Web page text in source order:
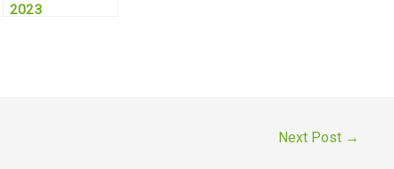
2023
Next Post →